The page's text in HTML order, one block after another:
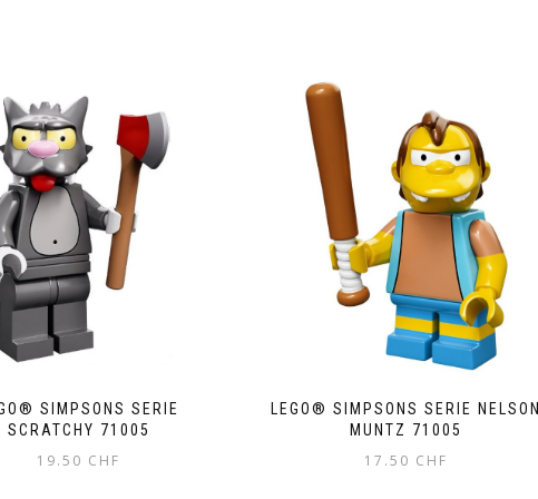
SIMPSONS SERIE
SCRATCHY 71005
19.50 CHF
LEGO® SIMPSONS SERIE NELSON
MUNTZ 71005
17.50 CHF